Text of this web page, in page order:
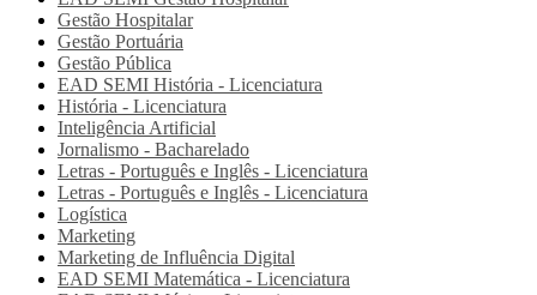
Gestão Hospitalar
Gestão Portuária
Gestão Pública
EAD SEMI História - Licenciatura
História - Licenciatura
Inteligência Artificial
Jornalismo - Bacharelado
Letras - Português e Inglês - Licenciatura
Letras - Português e Inglês - Licenciatura
Logística
Marketing
Marketing de Influência Digital
EAD SEMI Matemática - Licenciatura